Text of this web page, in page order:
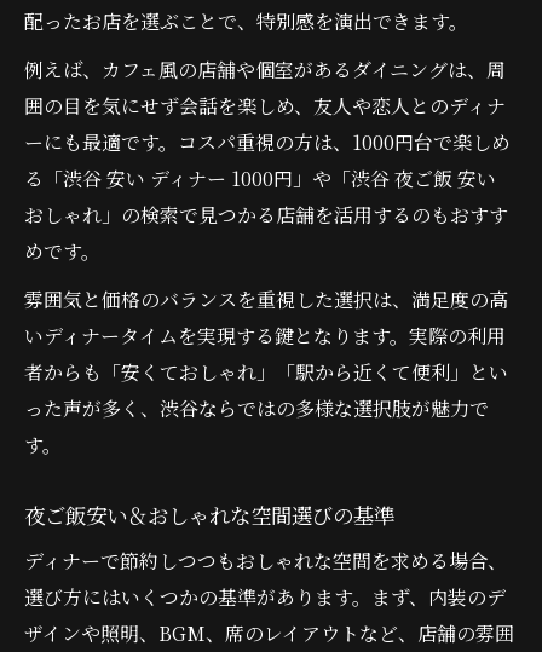
配ったお店を選ぶことで、特別感を演出できます。
例えば、カフェ風の店舗や個室があるダイニングは、周
囲の目を気にせず会話を楽しめ、友人や恋人とのディナ
ーにも最適です。コスパ重視の方は、1000円台で楽しめ
る「渋谷 安い ディナー 1000円」や「渋谷 夜ご飯 安い
おしゃれ」の検索で見つかる店舗を活用するのもおすす
めです。
雰囲気と価格のバランスを重視した選択は、満足度の高
いディナータイムを実現する鍵となります。実際の利用
者からも「安くておしゃれ」「駅から近くて便利」とい
った声が多く、渋谷ならではの多様な選択肢が魅力で
す。
夜ご飯安い＆おしゃれな空間選びの基準
ディナーで節約しつつもおしゃれな空間を求める場合、
選び方にはいくつかの基準があります。まず、内装のデ
ザインや照明、BGM、席のレイアウトなど、店舗の雰囲